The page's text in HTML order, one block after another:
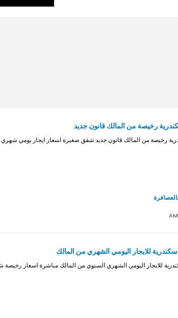
رخيصة من المالك قانون جديد
رخيصة من المالك قانون جديد شقق صغيرة اسعار ايجار يومي
للايجار اليومي الشهري من المالك
للايجار اليومي الشهري السنوي من المالك مباشرة اسعار